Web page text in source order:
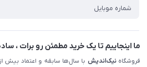
ما اینجاییم تا یک خرید مطمئن رو برات ،
فروشگاهنیک‌اندیش